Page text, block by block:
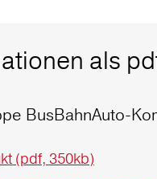
als
BusBahnAuto-
(pdf, 350kb)